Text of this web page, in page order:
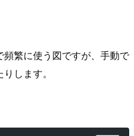
繁に使う図ですが、手動で
します。